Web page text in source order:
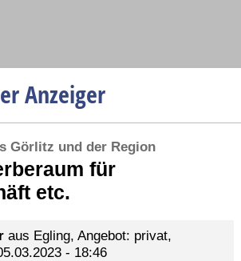
Anzeiger
Görlitz und der Region
für
etc.
aus Egling, Angebot: privat,
- 18:46